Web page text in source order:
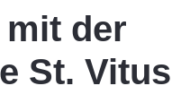
der
St. Vitus